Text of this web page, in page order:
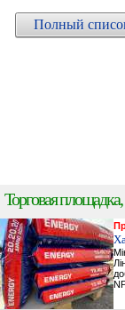
Полный
Торговая